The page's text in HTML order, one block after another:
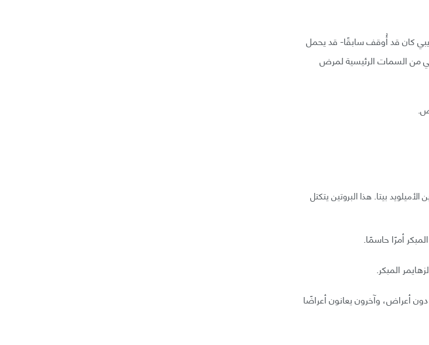
كان قد أُوقف سابقًا- قد يحمل
من السمات الرئيسية لمرض
بيتا. هذا البروتين يتكتل
أمرًا حاسمًا.
المبكر.
دون أعراض، وآخرون يعانون أعراضًا